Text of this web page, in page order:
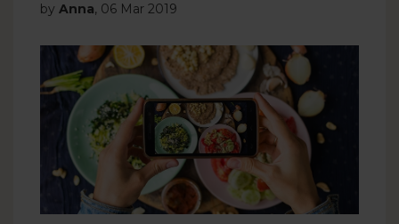
by Anna, 06 Mar 2019